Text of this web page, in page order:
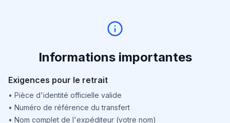
Informations importantes
Exigences pour le retrait
• Pièce d'identité officielle valide
• Numéro de référence du transfert
• Nom complet de l'expéditeur (votre nom)